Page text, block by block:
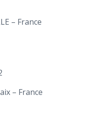
– France
– France